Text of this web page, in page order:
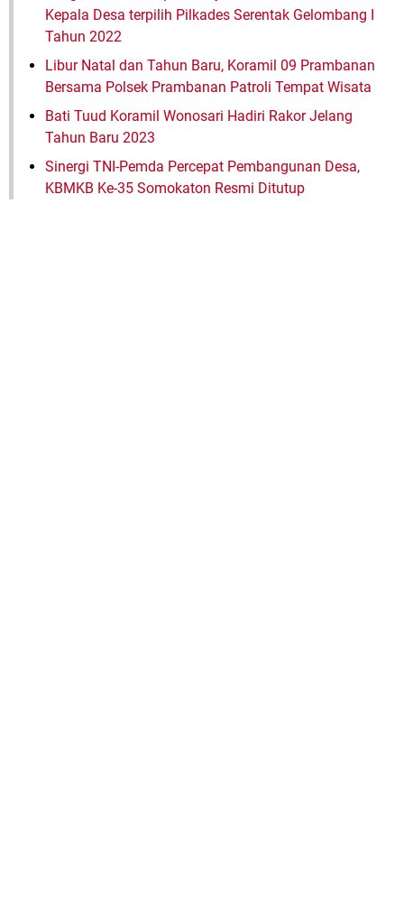
Kepala Desa terpilih Pilkades Serentak Gelombang I
Tahun 2022
Libur Natal dan Tahun Baru, Koramil 09 Prambanan
Bersama Polsek Prambanan Patroli Tempat Wisata
Bati Tuud Koramil Wonosari Hadiri Rakor Jelang
Tahun Baru 2023
Sinergi TNI-Pemda Percepat Pembangunan Desa,
KBMKB Ke-35 Somokaton Resmi Ditutup